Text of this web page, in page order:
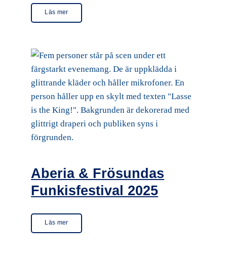
Läs mer
Aberia & Frösundas
Funkisfestival 2025
Läs mer